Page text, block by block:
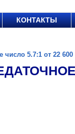
КОНТАКТЫ
число 5.7:1 от 22 600